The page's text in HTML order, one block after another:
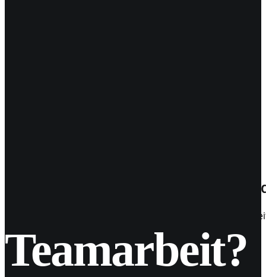
Wie #Hashtags deine Reichweite
#Hashtag? Ja - genau! Nutzt sie und lasst sie für euch
Teamarbeit?